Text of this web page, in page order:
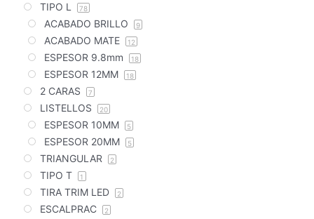
TIPO L 78
ACABADO BRILLO 9
ACABADO MATE 12
ESPESOR 9.8mm 18
ESPESOR 12MM 18
2 CARAS 7
LISTELLOS 20
ESPESOR 10MM 5
ESPESOR 20MM 5
TRIANGULAR 2
TIPO T 1
TIRA TRIM LED 2
ESCALPRAC 2